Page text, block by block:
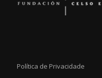
Política de Privacidade